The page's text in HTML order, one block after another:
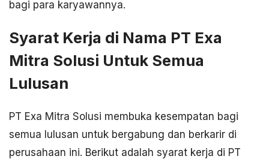
bagi para karyawannya.
Syarat Kerja di Nama PT Exa
Mitra Solusi Untuk Semua
Lulusan
PT Exa Mitra Solusi membuka kesempatan bagi
semua lulusan untuk bergabung dan berkarir di
perusahaan ini. Berikut adalah syarat kerja di PT